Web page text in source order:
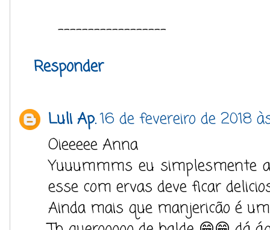
------------------
Responder
Luli Ap.16 de fevereiro de 2018
Oieeeee Anna
Yuuummms eu simplesmente
esse com ervas deve ficar
Ainda mais que manjericão é